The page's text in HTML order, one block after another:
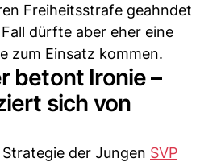
Freiheitsstrafe geahndet
dürfte aber eher eine
zum Einsatz kommen.
betont Ironie –
sich von
der Jungen SVP